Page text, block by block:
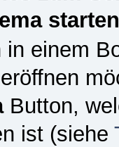
starten
einem
Button,
ist (siehe